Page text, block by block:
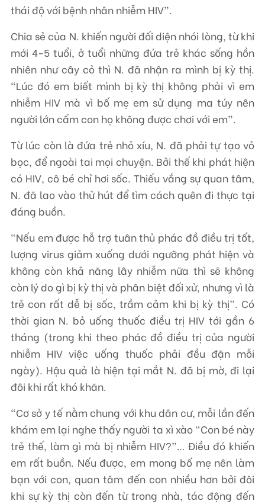
thái độ với bệnh nhân nhiễm HIV”.
Chia sẻ của N. khiến người đối diện nhói lòng, từ khi
mới 4-5 tuổi, ở tuổi những đứa trẻ khác sống hồn
nhiên như cây cỏ thì N. đã nhận ra mình bị kỳ thị.
“Lúc đó em biết mình bị kỳ thị không phải vì em
nhiễm HIV mà vì bố mẹ em sử dụng ma túy nên
người lớn cấm con họ không được chơi với em”.
Từ lúc còn là đứa trẻ nhỏ xíu, N. đã phải tự tạo vỏ
bọc, để ngoài tai mọi chuyện. Bởi thế khi phát hiện
có HIV, cô bé chỉ hơi sốc. Thiếu vắng sự quan tâm,
N. đã lao vào thử hút để tìm cách quên đi thực tại
đáng buồn.
“Nếu em được hỗ trợ tuân thủ phác đồ điều trị tốt,
lượng virus giảm xuống dưới ngưỡng phát hiện và
không còn khả năng lây nhiễm nữa thì sẽ không
còn lý do gì bị kỳ thị và phân biệt đối xử, nhưng vì là
trẻ con rất dễ bị sốc, trầm cảm khi bị kỳ thị”. Có
thời gian N. bỏ uống thuốc điều trị HIV tới gần 6
tháng (trong khi theo phác đồ điều trị của người
nhiễm HIV việc uống thuốc phải đều đặn mỗi
ngày). Hậu quả là hiện tại mắt N. đã bị mờ, đi lại
đôi khi rất khó khăn.
“Cơ sở y tế nằm chung với khu dân cư, mỗi lần đến
khám em lại nghe thấy người ta xì xào “Con bé này
trẻ thế, làm gì mà bị nhiễm HIV?”… Điều đó khiến
em rất buồn. Nếu được, em mong bố mẹ nên làm
bạn với con, quan tâm đến con nhiều hơn bởi đôi
khi sự kỳ thị còn đến từ trong nhà, tác động đến